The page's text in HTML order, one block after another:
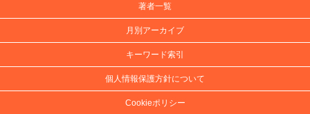
著者一覧
月別アーカイブ
キーワード索引
個人情報保護方針について
Cookieポリシー